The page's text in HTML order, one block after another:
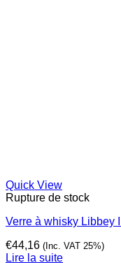
Quick View
Rupture de stock
Verre à whisky Libbey
€44,16 (Inc. VAT 25%)
Lire la suite